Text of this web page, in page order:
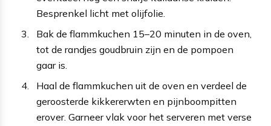
Besprenkel licht met olijfolie.
Bak de flammkuchen 15–20 minuten in de oven,
tot de randjes goudbruin zijn en de pompoen
gaar is.
Haal de flammkuchen uit de oven en verdeel de
geroosterde kikkererwten en pijnboompitten
erover. Garneer vlak voor het serveren met verse